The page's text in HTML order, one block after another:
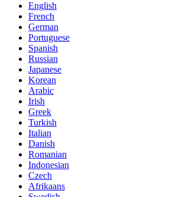
English
French
German
Portuguese
Spanish
Russian
Japanese
Korean
Arabic
Irish
Greek
Turkish
Italian
Danish
Romanian
Indonesian
Czech
Afrikaans